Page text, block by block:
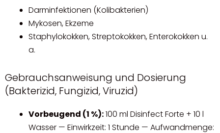
Darminfektionen (Kolibakterien)
Mykosen, Ekzeme
Staphylokokken, Streptokokken, Enterokokken u.
a.
Gebrauchsanweisung und Dosierung
(Bakterizid, Fungizid, Viruzid)
Vorbeugend (1 %):100 ml Disinfect Forte + 10 l
Wasser — Einwirkzeit: 1 Stunde — Aufwandmenge: